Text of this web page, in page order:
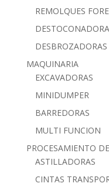
REMOLQUES
MAQUINARIA
EXCAVADORAS
MINIDUMPER
BARREDORAS
MULTI FUNCION
PROCESAMIENTO
ASTILLADORAS
CINTAS